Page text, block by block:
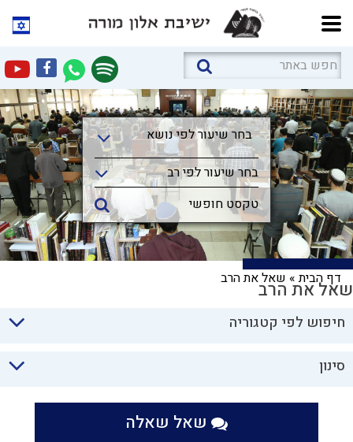
בחר שיעור לפי נושא
בחר שיעור לפי נושא
בחר שיעור לפי רב
דף הבית» שאל את הרבשאל את הרב
חיפוש לפי קטגוריה
סינון
שאל שאלה